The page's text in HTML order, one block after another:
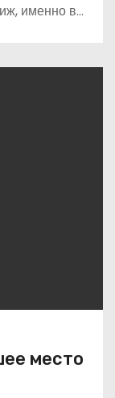
именно в…
место